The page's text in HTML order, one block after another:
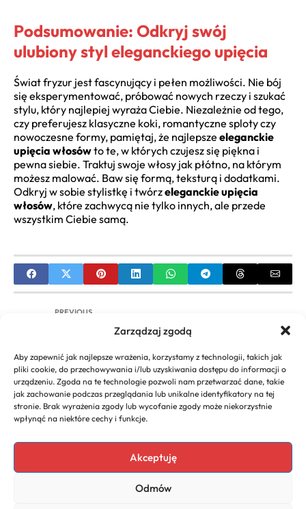
Zarządzaj zgodą
Aby zapewnić jak najlepsze wrażenia, korzystamy z technologii, takich jak
pliki cookie, do przechowywania i/lub uzyskiwania dostępu do informacji o
urządzeniu. Zgoda na te technologie pozwoli nam przetwarzać dane, takie
jak zachowanie podczas przeglądania lub unikalne identyfikatory na tej
stronie. Brak wyrażenia zgody lub wycofanie zgody może niekorzystnie
wpłynąć na niektóre cechy i funkcje.
Akceptuję
Odmów
Podsumowanie: Odkryj swój
ulubiony styl eleganckiego upięcia
Świat fryzur jest fascynujący i pełen możliwości. Nie bój
się eksperymentować, próbować nowych rzeczy i szukać
stylu, który najlepiej wyraża Ciebie. Niezależnie od tego,
czy preferujesz klasyczne koki, romantyczne sploty czy
nowoczesne formy, pamiętaj, że najlepsze eleganckie
upięcia włosówto te, w których czujesz się piękna i
pewna siebie. Traktuj swoje włosy jak płótno, na którym
możesz malować. Baw się formą, teksturą i dodatkami.
Odkryj w sobie stylistkę i twórzeleganckie upięcia
włosów, które zachwycą nie tylko innych, ale przede
wszystkim Ciebie samą.
PREVIOUS
Krótkie fryzury na wesele: Inspiracje i porady dla
NEXT
Jak Zrobić Warkocz Kłos Krok po Kroku | Poradnik
dla Początkujących
Copyright 2026. All rights